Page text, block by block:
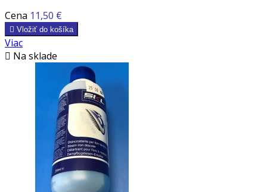
Cena 11,50 €
 Vložiť do košíka
Viac
 Na sklade